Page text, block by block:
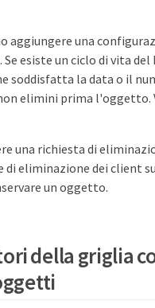
aggiungere una
esiste un ciclo di vita
soddisfatta la data o il
elimini prima l'oggetto.
una richiesta di
eliminazione dei client
un oggetto.
della griglia